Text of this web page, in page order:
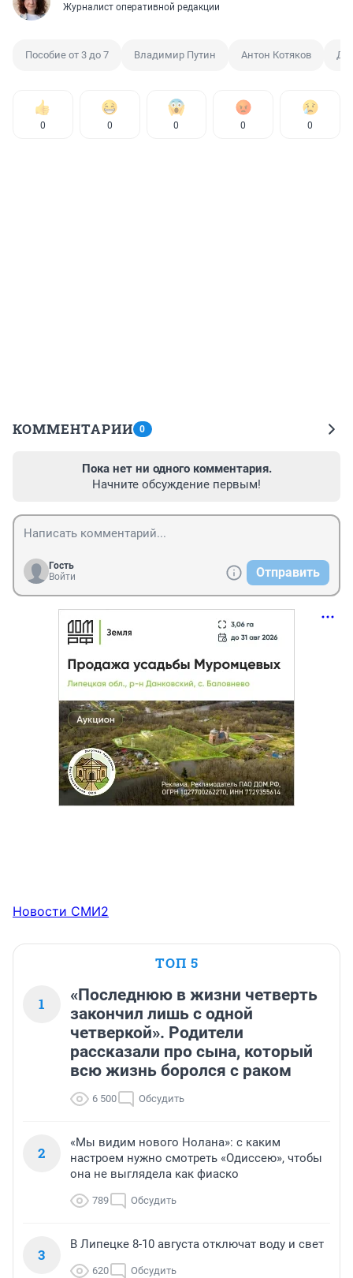
Журналист оперативной редакции
Пособие от 3 до 7 Владимир Путин Антон Котяков
0 0 0 0 0
КОММЕНТАРИИ 0
Пока нет ни одного комментария.
Начните обсуждение первым!
Гость
Войти
Отправить
Новости СМИ2
ТОП 5
1
«Последнюю в жизни четверть
закончил лишь с одной
четверкой». Родители
рассказали про сына, который
всю жизнь боролся с раком
6 500 Обсудить
2
«Мы видим нового Нолана»: с каким
настроем нужно смотреть «Одиссею», чтобы
она не выглядела как фиаско
789 Обсудить
3
В Липецке 8-10 августа отключат воду и свет
620 Обсудить